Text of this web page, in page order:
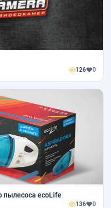
126 0
пылесоса ecoLife
136 0